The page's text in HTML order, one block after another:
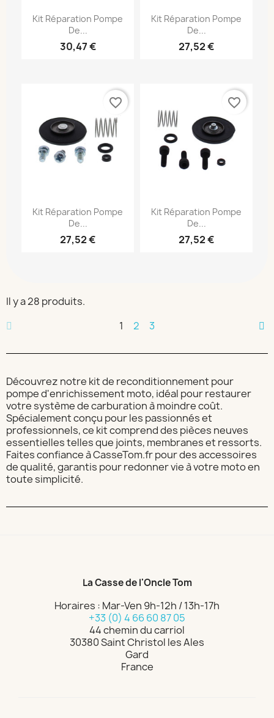
Kit Réparation Pompe
De...
30,47 €
Kit Réparation Pompe
De...
27,52 €
Kit Réparation Pompe
De...
27,52 €
favorite_border
Kit Réparation Pompe
De...
27,52 €
favorite_border
Il y a 28 produits.
1
2 3
Découvrez notre kit de reconditionnement pour
pompe d'enrichissement moto, idéal pour restaurer
votre système de carburation à moindre coût.
Spécialement conçu pour les passionnés et
professionnels, ce kit comprend des pièces neuves
essentielles telles que joints, membranes et ressorts.
Faites confiance à CasseTom.fr pour des accessoires
de qualité, garantis pour redonner vie à votre moto en
toute simplicité.
La Casse de l'Oncle Tom
Horaires : Mar-Ven 9h-12h / 13h-17h
+33 (0) 4 66 60 87 05
44 chemin du carriol
30380 Saint Christol les Ales
Gard
France